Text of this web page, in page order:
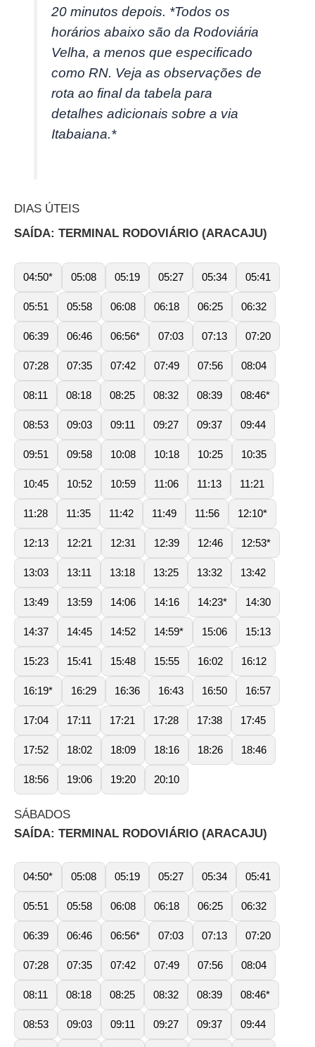
20 minutos depois. *Todos os
horários abaixo são da Rodoviária
Velha, a menos que especificado
como RN. Veja as observações de
rota ao final da tabela para
detalhes adicionais sobre a via
Itabaiana.*
DIAS ÚTEIS
SAÍDA: TERMINAL RODOVIÁRIO (ARACAJU)
04:50* 05:08 05:19 05:27 05:34 05:41
05:51 05:58 06:08 06:18 06:25 06:32
06:39 06:46 06:56* 07:03 07:13 07:20
07:28 07:35 07:42 07:49 07:56 08:04
08:11 08:18 08:25 08:32 08:39 08:46*
08:53 09:03 09:11 09:27 09:37 09:44
09:51 09:58 10:08 10:18 10:25 10:35
10:45 10:52 10:59 11:06 11:13 11:21
11:28 11:35 11:42 11:49 11:56 12:10*
12:13 12:21 12:31 12:39 12:46 12:53*
13:03 13:11 13:18 13:25 13:32 13:42
13:49 13:59 14:06 14:16 14:23* 14:30
14:37 14:45 14:52 14:59* 15:06 15:13
15:23 15:41 15:48 15:55 16:02 16:12
16:19* 16:29 16:36 16:43 16:50 16:57
17:04 17:11 17:21 17:28 17:38 17:45
17:52 18:02 18:09 18:16 18:26 18:46
18:56 19:06 19:20 20:10
SÁBADOS
SAÍDA: TERMINAL RODOVIÁRIO (ARACAJU)
04:50* 05:08 05:19 05:27 05:34 05:41
05:51 05:58 06:08 06:18 06:25 06:32
06:39 06:46 06:56* 07:03 07:13 07:20
07:28 07:35 07:42 07:49 07:56 08:04
08:11 08:18 08:25 08:32 08:39 08:46*
08:53 09:03 09:11 09:27 09:37 09:44